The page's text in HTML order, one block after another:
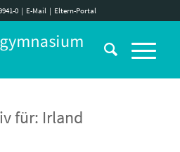
0| E-Mail| Eltern-Portal
für: Irland